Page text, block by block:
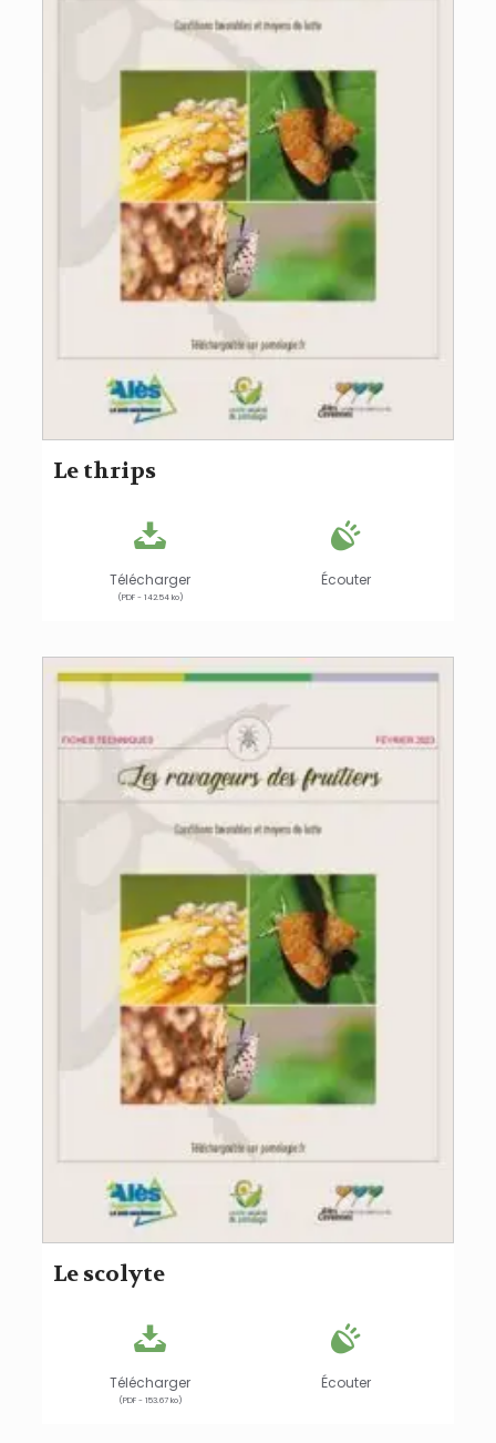
Le thrips
Télécharger
(PDF - 142.54 ko)
Écouter
Le scolyte
Télécharger
(PDF - 153.67 ko)
Écouter